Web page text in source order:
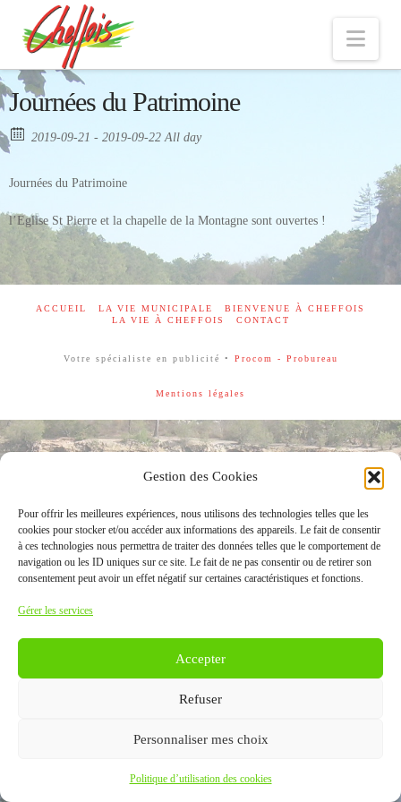
Gestion des Cookies
Pour offrir les meilleures expériences, nous utilisons des technologies telles que les
cookies pour stocker et/ou accéder aux informations des appareils. Le fait de consentir
à ces technologies nous permettra de traiter des données telles que le comportement de
navigation ou les ID uniques sur ce site. Le fait de ne pas consentir ou de retirer son
consentement peut avoir un effet négatif sur certaines caractéristiques et fonctions.
Gérer les services
Accepter
Refuser
Personnaliser mes choix
Politique d’utilisation des cookies
Journées du Patrimoine
2019-09-21 - 2019-09-22 All day
Journées du Patrimoine
l’Eglise St Pierre et la chapelle de la Montagne sont ouvertes !
ACCUEIL LA VIE MUNICIPALE
BIENVENUE À CHEFFOIS
LA VIE À CHEFFOIS
CONTACT
Votre spécialiste en publicité • Procom - Probureau
Mentions légales